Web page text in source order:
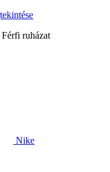
Férfi ruházat
Nike